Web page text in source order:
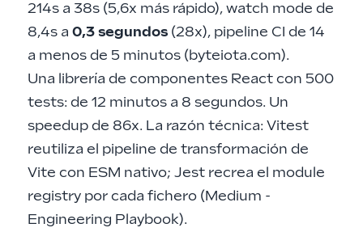
214s a 38s (5,6x más rápido), watch mode de
8,4s a 0,3 segundos(28x), pipeline CI de 14
a menos de 5 minutos (byteiota.com).
Una librería de componentes React con 500
tests: de 12 minutos a 8 segundos. Un
speedup de 86x. La razón técnica: Vitest
reutiliza el pipeline de transformación de
Vite con ESM nativo; Jest recrea el module
registry por cada fichero (Medium -
Engineering Playbook).